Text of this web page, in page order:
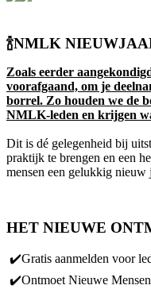
🍾NMLK
Zoals eerder
voorafgaand, om je
borrel. Zo houden we de
NMLK-leden en krijgen
Dit is dé gelegenheid bij
praktijk te brengen en een
mensen een gelukkig nieuw
HET NIEUWE
✔️Gratis aanmelden voor
✔️Ontmoet Nieuwe